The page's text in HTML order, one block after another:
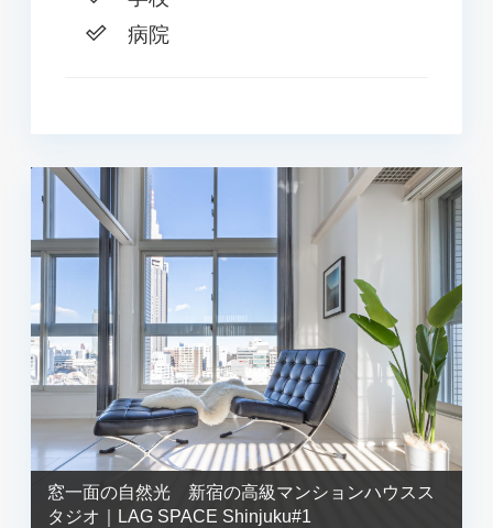
病院
窓一面の自然光 新宿の高級マンションハウスス
タジオ｜LAG SPACE Shinjuku#1